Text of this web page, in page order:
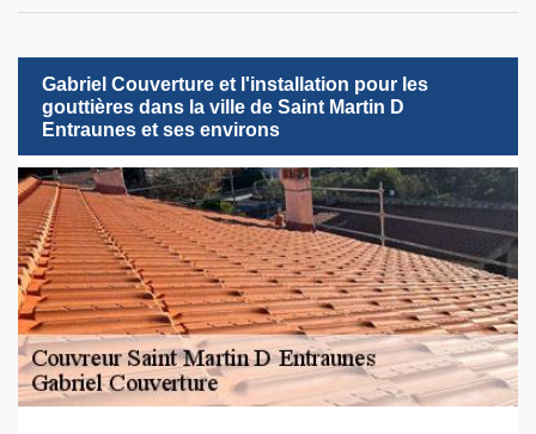
Gabriel Couverture et l'installation pour les
gouttières dans la ville de Saint Martin D
Entraunes et ses environs